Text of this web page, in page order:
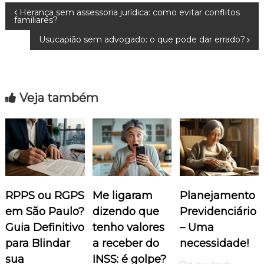
N
e
g
a
ç
ã
o
d
Herança sem assessoria jurídica: como evitar conflitos
familiares?
Usucapião sem advogado: o que pode dar errado?
Veja também
RPPS ou RGPS
em São Paulo?
Guia Definitivo
para Blindar
sua
Me ligaram
dizendo que
tenho valores
a receber do
INSS: é golpe?
Planejamento
Previdenciário
– Uma
necessidade!